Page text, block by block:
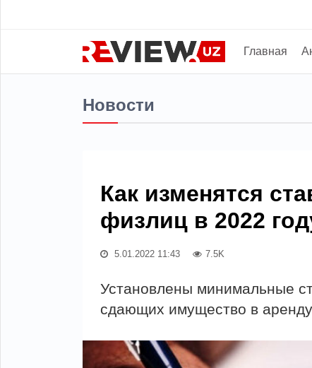
Главная
Новости
Как изменятся
физлиц в 2022
5.01.2022 11:43 7.5K
Установлены минимальные
сдающих имущество в